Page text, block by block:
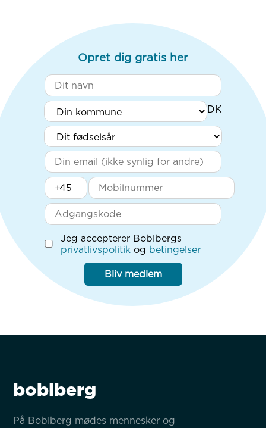
Opret dig gratis her
+
Jeg accepterer Boblbergs
privatlivspolitik og betingelser
Bliv medlem
boblberg
På Boblberg mødes mennesker og